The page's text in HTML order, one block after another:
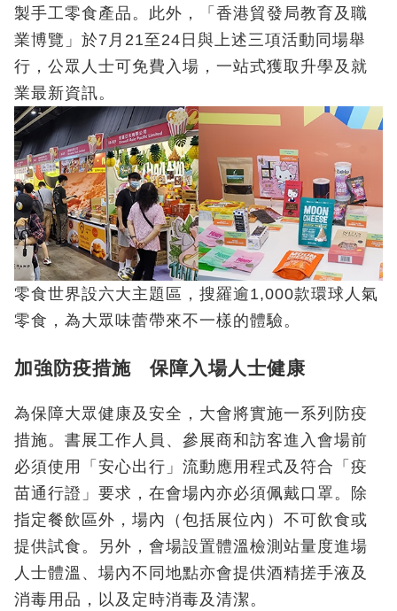
製手工零食產品。此外，「香港貿發局教育及職
業博覽」於7月21至24日與上述三項活動同場舉
行，公眾人士可免費入場，一站式獲取升學及就
業最新資訊。
零食世界設六大主題區，搜羅逾1,000款環球人氣
零食，為大眾味蕾帶來不一樣的體驗。
加強防疫措施 保障入場人士健康
為保障大眾健康及安全，大會將實施一系列防疫
措施。書展工作人員、參展商和訪客進入會場前
必須使用「安心出行」流動應用程式及符合「疫
苗通行證」要求，在會場內亦必須佩戴口罩。除
指定餐飲區外，場內（包括展位內）不可飲食或
提供試食。另外，會場設置體溫檢測站量度進場
人士體溫、場內不同地點亦會提供酒精搓手液及
消毒用品，以及定時消毒及清潔。